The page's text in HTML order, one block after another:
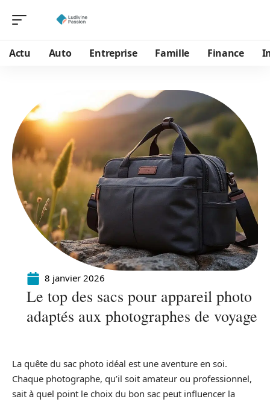
Actu Auto Entreprise Famille Finance
8 janvier 2026
Le top des sacs pour appareil photo
adaptés aux photographes de voyage
La quête du sac photo idéal est une aventure en soi.
Chaque photographe, qu’il soit amateur ou professionnel,
sait à quel point le choix du bon sac peut influencer la